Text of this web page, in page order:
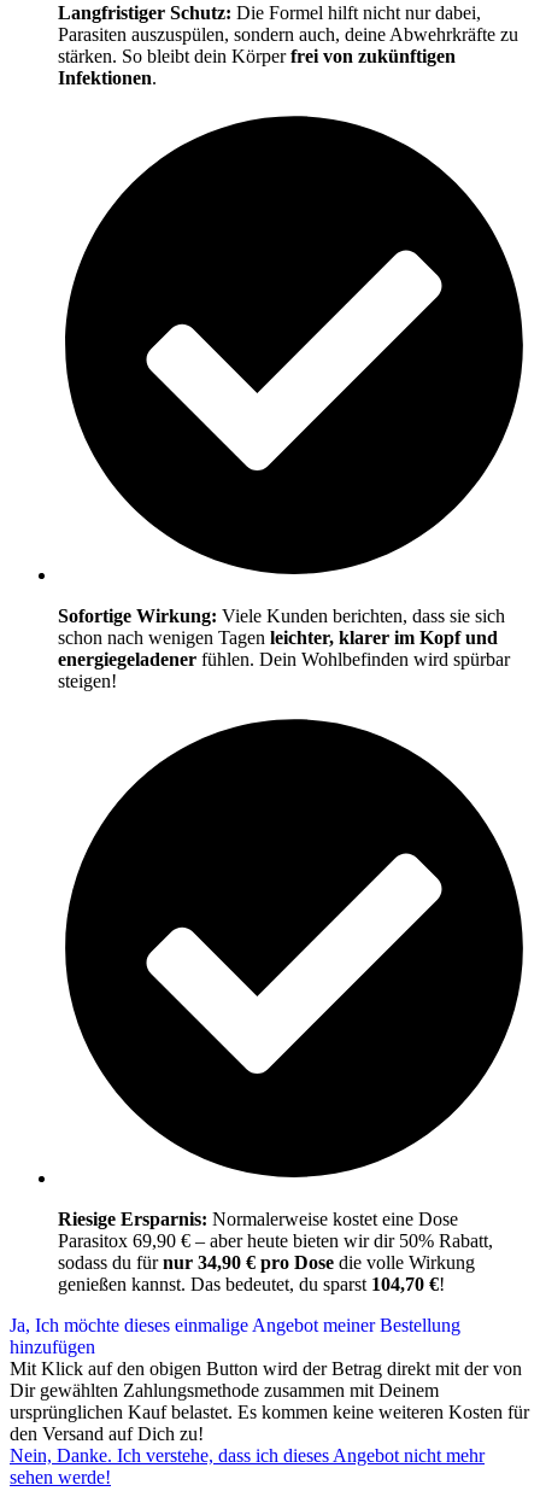
Langfristiger Schutz: Die Formel hilft nicht nur dabei,
Parasiten auszuspülen, sondern auch, deine Abwehrkräfte zu
stärken. So bleibt dein Körperfrei von zukünftigen
Infektionen.
Sofortige Wirkung: Viele Kunden berichten, dass sie sich
schon nach wenigen Tagen leichter, klarer im Kopf und
energiegeladener fühlen. Dein Wohlbefinden wird spürbar
steigen!
Riesige Ersparnis: Normalerweise kostet eine Dose
Parasitox 69,90 € – aber heute bieten wir dir 50% Rabatt,
sodass du fürnur 34,90 € pro Dose die volle Wirkung
genießen kannst. Das bedeutet, du sparst 104,70 €!
Ja, Ich möchte dieses einmalige Angebot meiner Bestellung
hinzufügen
Mit Klick auf den obigen Button wird der Betrag direkt mit der von
Dir gewählten Zahlungsmethode zusammen mit Deinem
ursprünglichen Kauf belastet. Es kommen keine weiteren Kosten für
den Versand auf Dich zu!
Nein, Danke. Ich verstehe, dass ich dieses Angebot nicht mehr
sehen werde!